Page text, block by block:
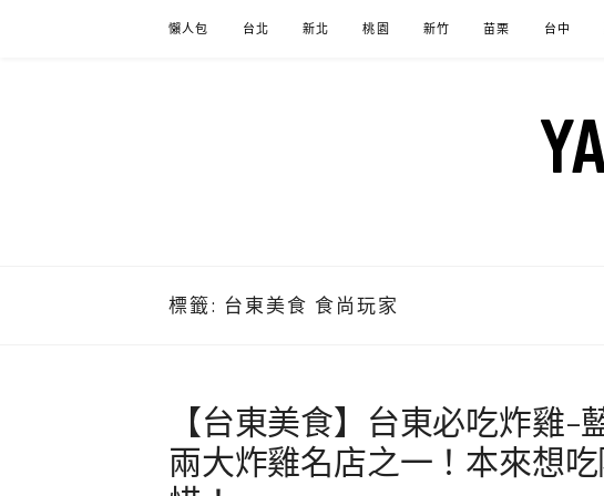
懶人包 台北 新北 桃園 新竹 苗栗 台中
標籤: 台東美食 食尚玩家
【台東美食】台東必吃炸雞
兩大炸雞名店之一！本來想